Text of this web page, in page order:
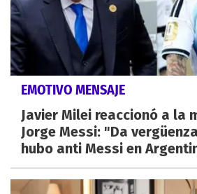
EMOTIVO MENSAJE
Javier Milei reaccionó a la
Jorge Messi: "Da
hubo anti Messi en